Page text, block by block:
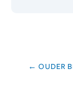
← OUDER